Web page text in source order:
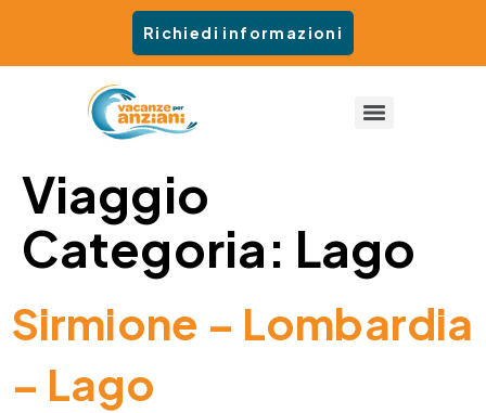
Richiedi informazioni
Viaggio
Categoria: Lago
Sirmione – Lombardia
– Lago